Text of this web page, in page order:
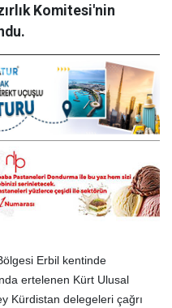
Komitesi'nin
Erbil kentinde
ertelenen Kürt Ulusal
Kürdistan delegeleri çağrı